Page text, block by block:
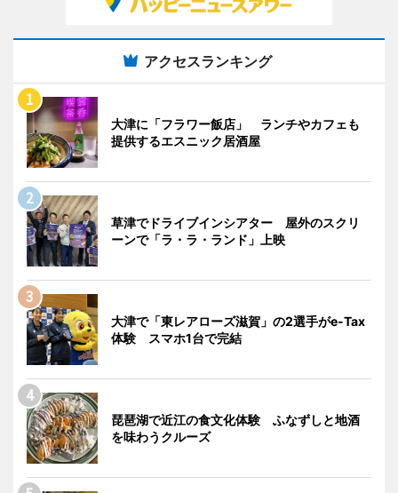
アクセスランキング
大津に「フラワー飯店」 ランチやカフェも
提供するエスニック居酒屋
草津でドライブインシアター 屋外のスクリ
ーンで「ラ・ラ・ランド」上映
大津で「東レアローズ滋賀」の2選手がe-Tax
体験 スマホ1台で完結
琵琶湖で近江の食文化体験 ふなずしと地酒
を味わうクルーズ